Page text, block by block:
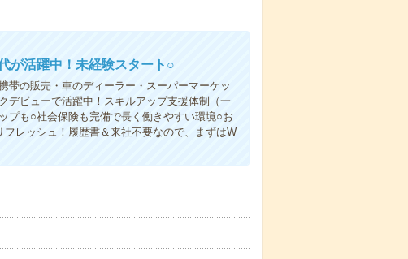
が活躍中！未経験スタート○
帯の販売・車のディーラー・スーパーマーケッ
デビューで活躍中！スキルアップ支援体制（一
プも○社会保険も完備で長く働きやすい環境○お
レッシュ！履歴書＆来社不要なので、まずはW